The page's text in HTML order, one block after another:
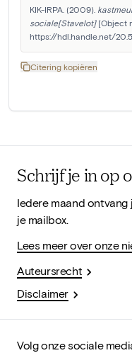
KIK-IRPA. (2009).
sociale[Stavelot] [Object
https://hdl.handle.net/
Citering kopiëren
Schrijf je in op
Iedere maand ontvang
je mailbox.
Lees meer over onze
Auteursrecht
Disclaimer
Volg onze sociale